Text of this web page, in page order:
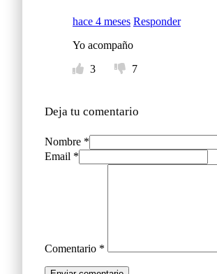
hace 4 meses Responder
Yo acompaño
3
7
Deja tu comentario
Nombre *
Email *
Comentario *